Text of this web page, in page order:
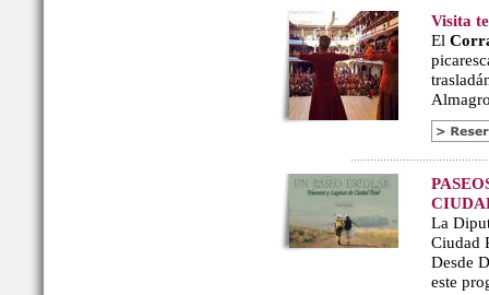
Visita
El
La
Ciudad
Desde
este